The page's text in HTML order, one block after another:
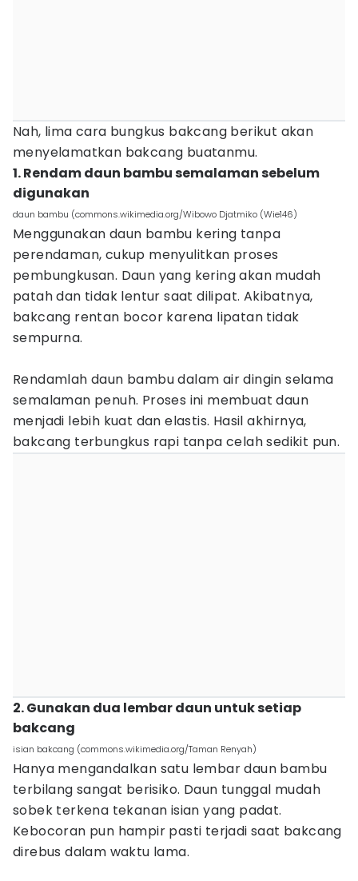
Nah, lima cara bungkus bakcang berikut akan
menyelamatkan bakcang buatanmu.
1. Rendam daun bambu semalaman sebelum
digunakan
daun bambu (commons.wikimedia.org/Wibowo Djatmiko (Wie146)
Menggunakan daun bambu kering tanpa
perendaman, cukup menyulitkan proses
pembungkusan. Daun yang kering akan mudah
patah dan tidak lentur saat dilipat. Akibatnya,
bakcang rentan bocor karena lipatan tidak
sempurna.
Rendamlah daun bambu dalam air dingin selama
semalaman penuh. Proses ini membuat daun
menjadi lebih kuat dan elastis. Hasil akhirnya,
bakcang terbungkus rapi tanpa celah sedikit pun.
2. Gunakan dua lembar daun untuk setiap
bakcang
isian bakcang (commons.wikimedia.org/Taman Renyah)
Hanya mengandalkan satu lembar daun bambu
terbilang sangat berisiko. Daun tunggal mudah
sobek terkena tekanan isian yang padat.
Kebocoran pun hampir pasti terjadi saat bakcang
direbus dalam waktu lama.